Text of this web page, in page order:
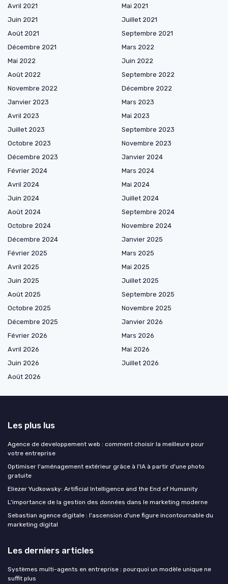
Avril 2021
Mai 2021
Juin 2021
Juillet 2021
Août 2021
Septembre 2021
Décembre 2021
Mars 2022
Mai 2022
Juin 2022
Août 2022
Septembre 2022
Novembre 2022
Décembre 2022
Janvier 2023
Mars 2023
Avril 2023
Mai 2023
Juillet 2023
Septembre 2023
Octobre 2023
Novembre 2023
Décembre 2023
Janvier 2024
Février 2024
Mars 2024
Avril 2024
Mai 2024
Juin 2024
Juillet 2024
Août 2024
Septembre 2024
Octobre 2024
Novembre 2024
Décembre 2024
Janvier 2025
Février 2025
Mars 2025
Avril 2025
Mai 2025
Juin 2025
Juillet 2025
Août 2025
Septembre 2025
Octobre 2025
Novembre 2025
Décembre 2025
Janvier 2026
Février 2026
Mars 2026
Avril 2026
Mai 2026
Juin 2026
Juillet 2026
Août 2026
Les plus lus
Agence de developpement web : comment choisir la meilleure pour
votre entreprise
Optimiser l'aménagement extérieur grâce à l'IA à partir d'une photo
gratuite
Eliezer Yudkowsky: Artificial Intelligence and the End of Humanity
L'importance de la gestion des données dans le marketing moderne
Sebastian agence digitale : l'ascension d'une figure incontournable du
marketing digital
Les derniers articles
Systèmes multi-agents en entreprise : pourquoi un modèle unique ne
suffit plus